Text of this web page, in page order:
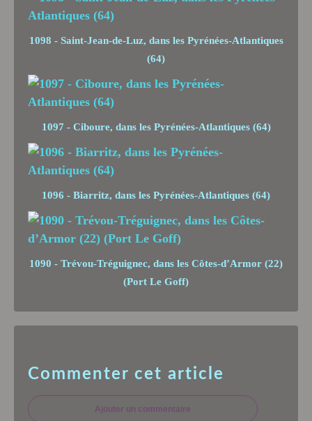
1098 - Saint-Jean-de-Luz, dans les Pyrénées-Atlantiques
(64)
1097 - Ciboure, dans les Pyrénées-Atlantiques (64)
1096 - Biarritz, dans les Pyrénées-Atlantiques (64)
1090 - Trévou-Tréguignec, dans les Côtes-d’Armor (22)
(Port Le Goff)
Commenter cet article
Ajouter un commentaire